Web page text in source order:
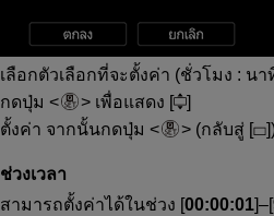
เลือกตัวเลือกที่จะตั้งค่า (ชั่วโมง : น
กดปุ่ม
เพื่อแสดง [
]
ตั้งค่า จากนั้นกดปุ่ม
(กลับสู่ [
ช่วงเวลา
สามารถตั้งค่าได้ในช่วง [00:00:01]–[